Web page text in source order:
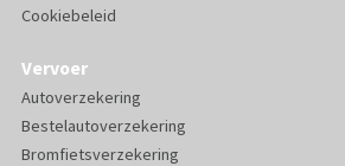
Cookiebeleid
Vervoer
Autoverzekering
Bestelautoverzekering
Bromfietsverzekering